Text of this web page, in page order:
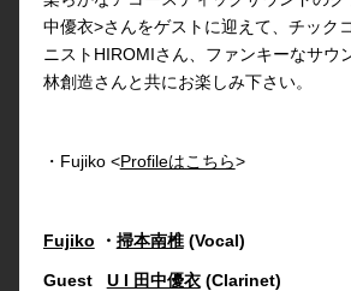
中優衣>さんをゲストに迎えて、チック
ニストHIROMIさん、ファンキーなサウ
林創造さんと共にお楽しみ下さい。
・Fujiko <Profileはこちら>
Fujiko ・ 掃本南椎(Vocal)
Guest U I 田中優衣(Clarinet)